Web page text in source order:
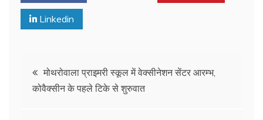
Linkedin
मोथरोवाला प्राइमरी स्कूल में वेक्सीनेशन सेंटर आरम्भ,
कोवैक्सीन के पहले टिके से शुरुवात